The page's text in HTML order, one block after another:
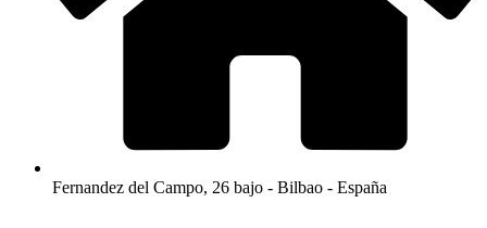
Fernandez del Campo, 26 bajo - Bilbao - España